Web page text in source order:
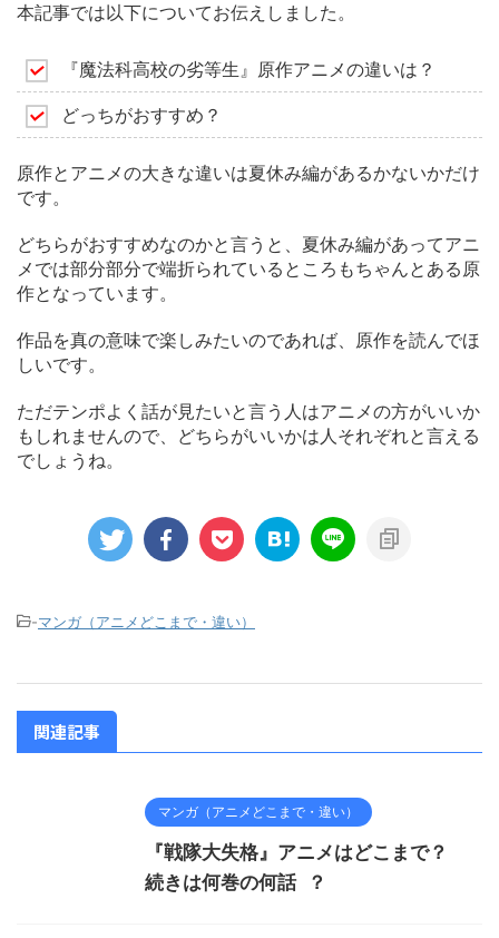
本記事では以下についてお伝えしました。
『魔法科高校の劣等生』原作アニメの違いは？
どっちがおすすめ？
原作とアニメの大きな違いは夏休み編があるかないかだけ
です。
どちらがおすすめなのかと言うと、夏休み編があってアニ
メでは部分部分で端折られているところもちゃんとある原
作となっています。
作品を真の意味で楽しみたいのであれば、原作を読んでほ
しいです。
ただテンポよく話が見たいと言う人はアニメの方がいいか
もしれませんので、どちらがいいかは人それぞれと言える
でしょうね。
-マンガ（アニメどこまで・違い）
関連記事
マンガ（アニメどこまで・違い）
『戦隊大失格』アニメはどこまで？
続きは何巻の何話 ？